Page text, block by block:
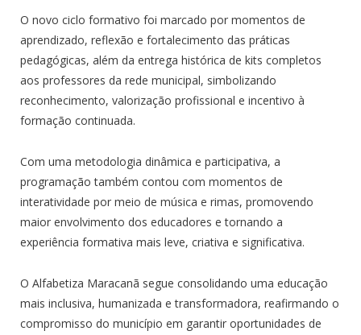
O novo ciclo formativo foi marcado por momentos de
aprendizado, reflexão e fortalecimento das práticas
pedagógicas, além da entrega histórica de kits completos
aos professores da rede municipal, simbolizando
reconhecimento, valorização profissional e incentivo à
formação continuada.
Com uma metodologia dinâmica e participativa, a
programação também contou com momentos de
interatividade por meio de música e rimas, promovendo
maior envolvimento dos educadores e tornando a
experiência formativa mais leve, criativa e significativa.
O Alfabetiza Maracanã segue consolidando uma educação
mais inclusiva, humanizada e transformadora, reafirmando o
compromisso do município em garantir oportunidades de